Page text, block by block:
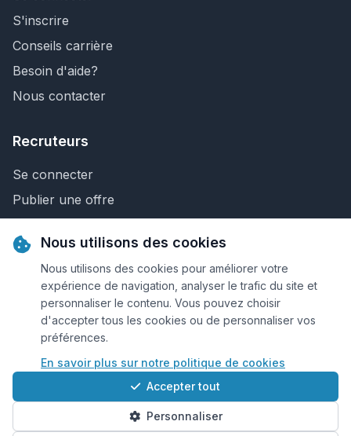
S'inscrire
Conseils carrière
Besoin d'aide?
Nous contacter
Recruteurs
Se connecter
Publier une offre
Nous contacter
© 2026 Keejob.com. Tous droits réservés.
Conditions et règlement
Cookies
Qui sommes-nous?
Nous utilisons des cookies
Nous utilisons des cookies pour améliorer votre
expérience de navigation, analyser le trafic du site et
personnaliser le contenu. Vous pouvez choisir
d'accepter tous les cookies ou de personnaliser vos
préférences.
En savoir plus sur notre politique de cookies
Accepter tout
Personnaliser